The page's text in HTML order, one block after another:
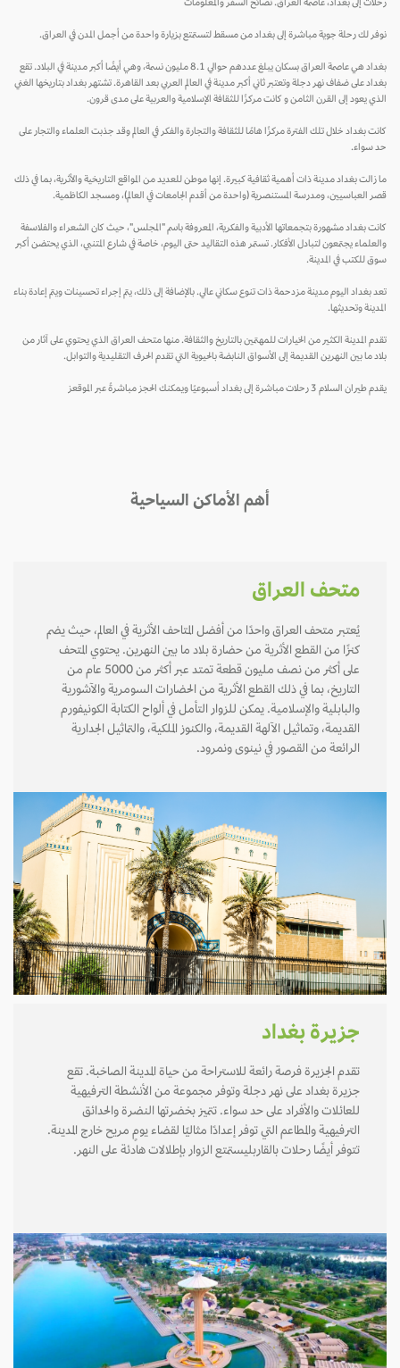
رحلات إلى بغداد، عاصمة العراق. نصائح السفر والمعلومات
نوفر لك رحلة جوية مباشرة إلى بغداد من مسقط لتستمتع بزيارة واحدة من أجمل المدن في العراق.
بغداد هي عاصمة العراق بسكان يبلغ عددهم حوالي 8.1 مليون نسمة، وهي أيضًا أكبر مدينة في البلاد. تقع
بغداد على ضفاف نهر دجلة وتعتبر ثاني أكبر مدينة في العالم العربي بعد القاهرة. تشتهر بغداد بتاريخها الغني
الذي يعود إلى القرن الثامن و كانت مركزًا للثقافة الإسلامية والعربية على مدى قرون.
كانت بغداد خلال تلك الفترة مركزًا هامًا للثقافة والتجارة والفكر في العالم وقد جذبت العلماء والتجار على
حد سواء.
ما زالت بغداد مدينة ذات أهمية ثقافية كبيرة. إنها موطن للعديد من المواقع التاريخية والأثرية، بما في ذلك
قصر العباسيين، ومدرسة المستنصرية (واحدة من أقدم الجامعات في العالم)، ومسجد الكاظمية.
كانت بغداد مشهورة بتجمعاتها الأدبية والفكرية، المعروفة باسم "المجلس"، حيث كان الشعراء والفلاسفة
والعلماء يجتمعون لتبادل الأفكار. تستمر هذه التقاليد حتى اليوم، خاصة في شارع المتنبي، الذي يحتضن أكبر
سوق للكتب في المدينة.
تعد بغداد اليوم مدينة مزدحمة ذات تنوع سكاني عالي. بالإضافة إلى ذلك، يتم إجراء تحسينات ويتم إعادة بناء
المدينة وتحديثها.
تقدم المدينة الكثير من الخيارات للمهتمين بالتاريخ والثقافة. منها متحف العراق الذي يحتوي على آثار من
بلاد ما بين النهرين القديمة إلى الأسواق النابضة بالحيوية التي تقدم الحرف التقليدية والتوابل.
يقدم طيران السلام 3 رحلات مباشرة إلى بغداد أسبوعيًا ويمكنك الحجز مباشرةً عبر الموقعز
أهم الأماكن السياحية
متحف العراق
يُعتبر متحف العراق واحدًا من أفضل المتاحف الأثرية في العالم، حيث يضم
كنزًا من القطع الأثرية من حضارة بلاد ما بين النهرين. يحتوي المتحف
على أكثر من نصف مليون قطعة تمتد عبر أكثر من 5000 عام من
التاريخ، بما في ذلك القطع الأثرية من الحضارات السومرية والآشورية
والبابلية والإسلامية. يمكن للزوار التأمل في ألواح الكتابة الكونيفورم
القديمة، وتماثيل الآلهة القديمة، والكنوز الملكية، والتماثيل الجدارية
الرائعة من القصور في نينوى ونمرود.
جزيرة بغداد
تقدم الجزيرة فرصة رائعة للاستراحة من حياة المدينة الصاخبة. تقع
جزيرة بغداد على نهر دجلة وتوفر مجموعة من الأنشطة الترفيهية
للعائلات والأفراد على حد سواء. تتميز بخضرتها النضرة والحدائق
الترفيهية والمطاعم التي توفر إعدادًا مثاليًا لقضاء يومٍ مريح خارج المدينة.
تتوفر أيضًا رحلات بالقاربليستمتع الزوار بإطلالات هادئة على النهر.